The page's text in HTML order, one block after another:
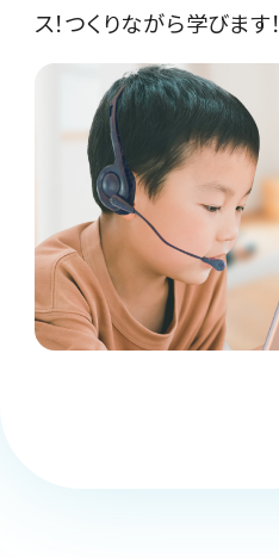
ス！つくりながら学びます！